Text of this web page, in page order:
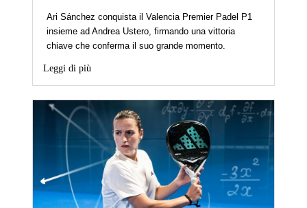
Ari Sánchez conquista il Valencia Premier Padel P1
insieme ad Andrea Ustero, firmando una vittoria
chiave che conferma il suo grande momento.
Leggi di più